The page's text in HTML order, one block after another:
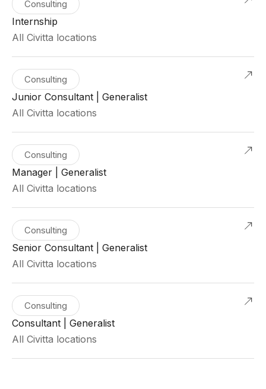
Consulting
Internship
All Civitta locations
Consulting
Junior Consultant | Generalist
All Civitta locations
Consulting
Manager | Generalist
All Civitta locations
Consulting
Senior Consultant | Generalist
All Civitta locations
Consulting
Consultant | Generalist
All Civitta locations